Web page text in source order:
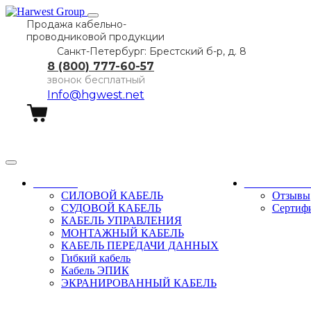
Продажа кабельно-
проводниковой продукции
Санкт-Петербург: Брестский б-р, д. 8
8 (800) 777-60-57
звонок бесплатный
Info@hgwest.net
СИЛОВОЙ КАБЕЛЬ
СУДОВОЙ КАБЕЛЬ
КАБЕЛЬ УПРАВЛЕНИЯ
МОНТАЖНЫЙ КАБЕЛЬ
КАБЕЛЬ ПЕРЕДАЧИ ДАННЫХ
Гибкий кабель
Кабель ЭПИК
ЭКРАНИРОВАННЫЙ КАБЕЛЬ
Отзывы